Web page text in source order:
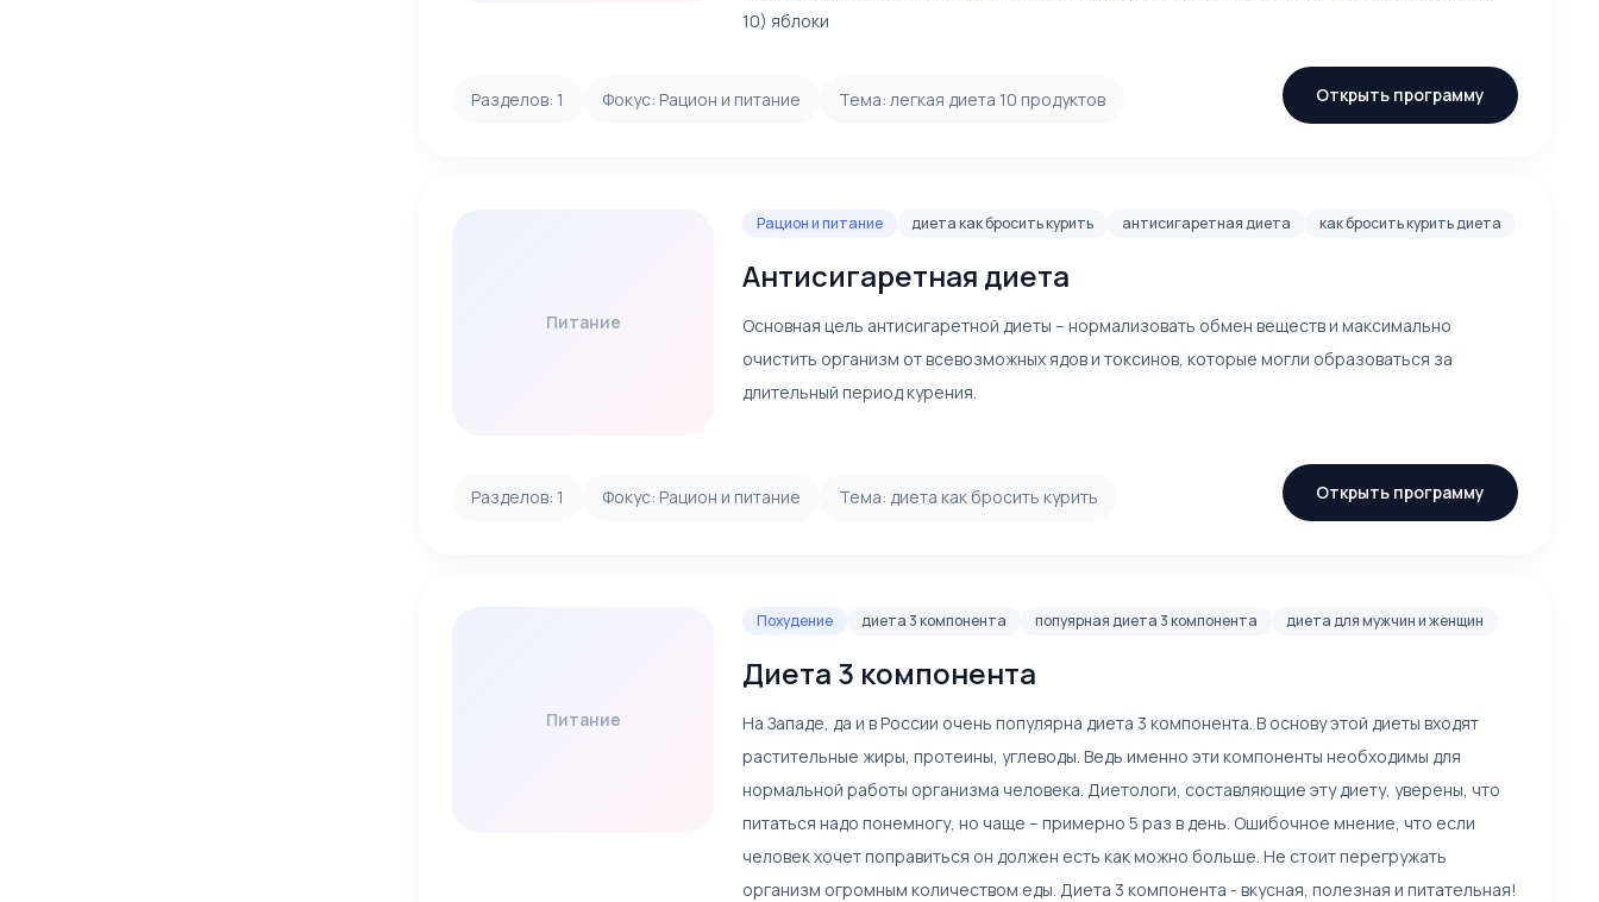
10) яблоки
Разделов: 1 Фокус: Рацион и питание Тема: легкая диета 10 продуктов Открыть программу
Питание
Рацион и питание диета как бросить курить антисигаретная диета как бросить курить диета
Антисигаретная диета
Основная цель антисигаретной диеты – нормализовать обмен веществ и максимально
очистить организм от всевозможных ядов и токсинов, которые могли образоваться за
длительный период курения.
Разделов: 1 Фокус: Рацион и питание Тема: диета как бросить курить Открыть программу
Питание
Похудение диета 3 компонента попуярная диета 3 компонента диета для мужчин и женщин
Диета 3 компонента
На Западе, да и в России очень популярна диета 3 компонента. В основу этой диеты входят
растительные жиры, протеины, углеводы. Ведь именно эти компоненты необходимы для
нормальной работы организма человека. Диетологи, составляющие эту диету, уверены, что
питаться надо понемногу, но чаще – примерно 5 раз в день. Ошибочное мнение, что если
человек хочет поправиться он должен есть как можно больше. Не стоит перегружать
организм огромным количеством еды. Диета 3 компонента - вкусная, полезная и питательная!